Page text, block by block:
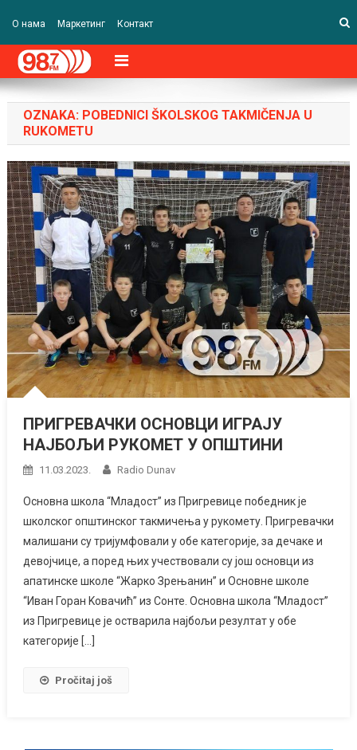
О нама Маркетинг Контакт
OZNAKA: POBEDNICI ŠKOLSKOG TAKMIČENJA U
RUKOMETU
ПРИГРЕВАЧКИ ОСНОВЦИ ИГРАЈУ
НАЈБОЉИ РУКОМЕТ У ОПШТИНИ
11.03.2023. Radio Dunav
Основна школа “Младост” из Пригревице победник је
школског општинског такмичења у рукомету. Пригревачки
малишани су тријумфовали у обе категорије, за дечаке и
девојчице, а поред њих учествовали су још основци из
апатинске школе “Жарко Зрењанин” и Основне школе
“Иван Горан Kовачић” из Сонте. Основна школа “Младост”
из Пригревице је остварила најбољи резултат у обе
категорије […]
Pročitaj još